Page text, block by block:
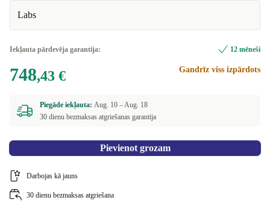
Labs
Iekļauta pārdevēja garantija: 12 mēneši
748,43 € Gandrīz viss izpārdots
Piegāde iekļauta: Aug. 10 –Aug. 18
30 dienu bezmaksas atgriešanas garantija
Pievienot grozam
Darbojas kā jauns
30 dienu bezmaksas atgriešana